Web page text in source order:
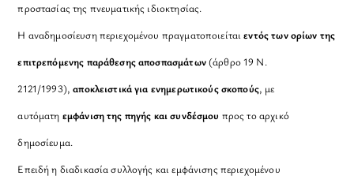
προστασίας της πνευματικής ιδιοκτησίας.
Η αναδημοσίευση περιεχομένου πραγματοποιείταιεντός των ορίων της
επιτρεπόμενης παράθεσης αποσπασμάτων(άρθρο 19 Ν.
2121/1993), αποκλειστικά για ενημερωτικούς σκοπούς, με
αυτόματη εμφάνιση της πηγής και συνδέσμου προς το αρχικό
δημοσίευμα.
Επειδή η διαδικασία συλλογής και εμφάνισης περιεχομένου